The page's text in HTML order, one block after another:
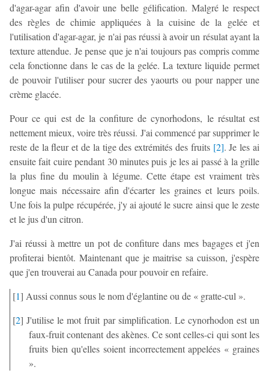
d'agar-agar afin d'avoir une belle gélification. Malgré le respect
des règles de chimie appliquées à la cuisine de la gelée et
l'utilisation d'agar-agar, je n'ai pas réussi à avoir un résulat ayant la
texture attendue. Je pense que je n'ai toujours pas compris comme
cela fonctionne dans le cas de la gelée. La texture liquide permet
de pouvoir l'utiliser pour sucrer des yaourts ou pour napper une
crème glacée.
Pour ce qui est de la confiture de cynorhodons, le résultat est
nettement mieux, voire très réussi. J'ai commencé par supprimer le
reste de la fleur et de la tige des extrémités des fruits [2]. Je les ai
ensuite fait cuire pendant 30 minutes puis je les ai passé à la grille
la plus fine du moulin à légume. Cette étape est vraiment très
longue mais nécessaire afin d'écarter les graines et leurs poils.
Une fois la pulpe récupérée, j'y ai ajouté le sucre ainsi que le zeste
et le jus d'un citron.
J'ai réussi à mettre un pot de confiture dans mes bagages et j'en
profiterai bientôt. Maintenant que je maitrise sa cuisson, j'espère
que j'en trouverai au Canada pour pouvoir en refaire.
[1] Aussi connus sous le nom d'églantine ou de « gratte-cul ».
[2] J'utilise le mot fruit par simplification. Le cynorhodon est un
faux-fruit contenant des akènes. Ce sont celles-ci qui sont les
fruits bien qu'elles soient incorrectement appelées « graines
».